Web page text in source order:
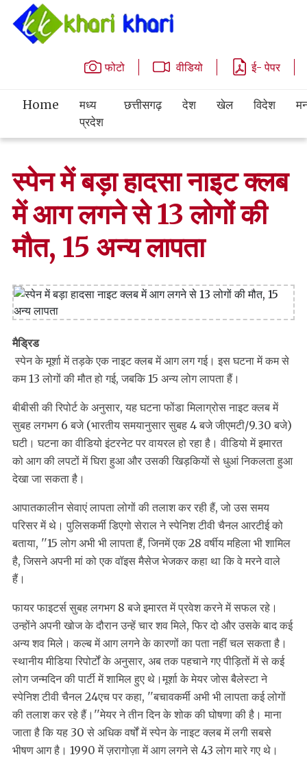
फोटो वीडियो ई- पेपर
Home
मध्य
प्रदेश
छत्तीसगढ़ देश खेल विदेश
स्पेन में बड़ा हादसा नाइट क्लब
में आग लगने से 13 लोगों की
मौत, 15 अन्य लापता
मैड्रिड
स्पेन के मूर्शा में तड़के एक नाइट क्लब में आग लग गई। इस घटना में कम से
कम 13 लोगों की मौत हो गई, जबकि 15 अन्य लोग लापता हैं।
बीबीसी की रिपोर्ट के अनुसार, यह घटना फोंडा मिलाग्रोस नाइट क्लब में
सुबह लगभग 6 बजे (भारतीय समयानुसार सुबह 4 बजे जीएमटी/9.30 बजे)
घटी। घटना का वीडियो इंटरनेट पर वायरल हो रहा है। वीडियो में इमारत
को आग की लपटों में घिरा हुआ और उसकी खिड़कियों से धुआं निकलता हुआ
देखा जा सकता है।
आपातकालीन सेवाएं लापता लोगों की तलाश कर रही हैं, जो उस समय
परिसर में थे। पुलिसकर्मी डिएगो सेराल ने स्पेनिश टीवी चैनल आरटीई को
बताया, ''15 लोग अभी भी लापता हैं, जिनमें एक 28 वर्षीय महिला भी शामिल
है, जिसने अपनी मां को एक वॉइस मैसेज भेजकर कहा था कि वे मरने वाले
हैं।
फायर फाइटर्स सुबह लगभग 8 बजे इमारत में प्रवेश करने में सफल रहे।
उन्होंने अपनी खोज के दौरान उन्हें चार शव मिले, फिर दो और उसके बाद कई
अन्य शव मिले। कल्ब में आग लगने के कारणों का पता नहीं चल सकता है।
स्थानीय मीडिया रिपोर्टों के अनुसार, अब तक पहचाने गए पीड़ितों में से कई
लोग जन्मदिन की पार्टी में शामिल हुए थे।मूर्शा के मेयर जोस बैलेस्टा ने
स्पेनिश टीवी चैनल 24एच पर कहा, ''बचावकर्मी अभी भी लापता कई लोगों
की तलाश कर रहे हैं।''मेयर ने तीन दिन के शोक की घोषणा की है। माना
जाता है कि यह 30 से अधिक वर्षों में स्पेन के नाइट क्लब में लगी सबसे
भीषण आग है। 1990 में ज़रागोज़ा में आग लगने से 43 लोग मारे गए थे।